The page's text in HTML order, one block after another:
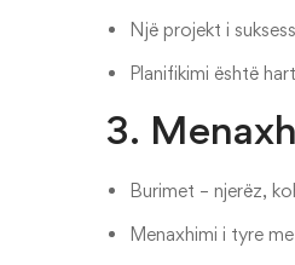
Një projekt i
Planifikimi është
3.
Burimet – njerëz,
Menaxhimi i tyre